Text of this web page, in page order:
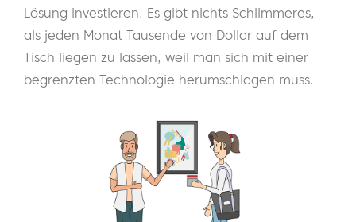
Lösung investieren. Es gibt nichts Schlimmeres,
als jeden Monat Tausende von Dollar auf dem
Tisch liegen zu lassen, weil man sich mit einer
begrenzten Technologie herumschlagen muss.